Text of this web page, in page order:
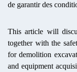
de garantir des
This article will
together with the
for demolition
and equipment